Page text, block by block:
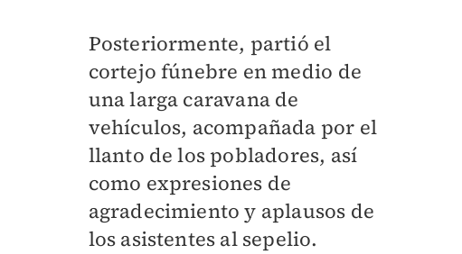
Posteriormente, partió el
cortejo fúnebre en medio de
una larga caravana de
vehículos, acompañada por el
llanto de los pobladores, así
como expresiones de
agradecimiento y aplausos de
los asistentes al sepelio.